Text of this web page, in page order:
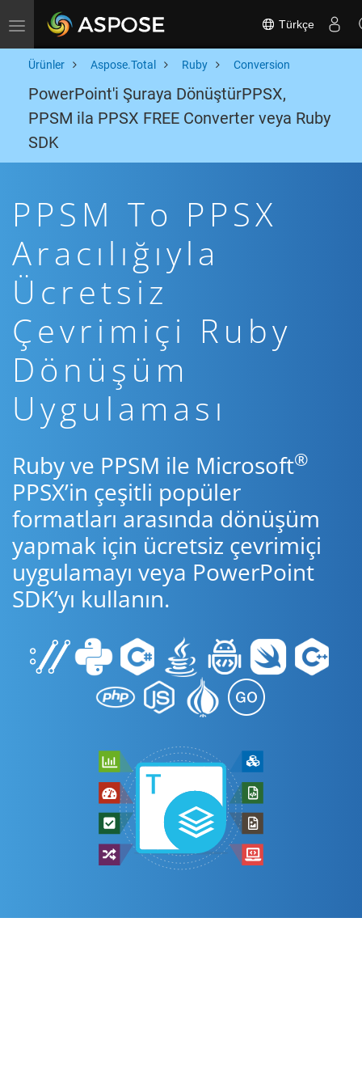
Toggle navigation Türkçe
Ürünler Aspose.Total Ruby Conversion
PowerPoint'i Şuraya DönüştürPPSX,
PPSM ila PPSX FREE Converter veya Ruby
SDK
PPSM To PPSX
Aracılığıyla
Ücretsiz
Çevrimiçi Ruby
Dönüşüm
Uygulaması
Ruby ve PPSM ile Microsoft®
PPSX’in çeşitli popüler
formatları arasında dönüşüm
yapmak için ücretsiz çevrimiçi
uygulamayı veya PowerPoint
SDK’yı kullanın.